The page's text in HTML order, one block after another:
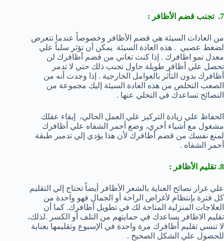
7. تجنب قضم الأظافر :
من العادات السيئة هي قضم الأظافر وخصوصاً عندما تتعرض
لضغط عصبي . هذه العادة السيئة يمكن أن تؤثر سلباً علي
معدل نمو اظافرك . إذا كنت تعاني من قضم أظافرك لن
تحصل علي أظافر طويلة حاول تجنب ذلك حتي لا تدمر
أظافرك بدون التأثر بالعوامل الخارجية . إذا وجدت أنه من
الصعب التخلص من هذه العادة السيئة إليك مجموعة من
النصائح تساعدك في التخلي عنها .
الحفاظ علي زيادة التركيز علي العمل الحالي، إبقاء عقلك
مشغول مع أشياء أخري، وضع أحمر الشفاه علي أظافرك
لمنع نفسك من قضم أظافرك لأن هذا يؤدي إلي تدمير طبقة
أحمر الشفاه .
8. تقليم الأظافر :
علي غرار نصائح العناية بالشعر الأظافر أيضاً تحتاج إلي التقليم
كل فترة بإنتظام لأغراض الراحة أو الجمال فهو واحدة من
العلاجات المنزلية المتاحة لك في تطويل أظافرك. كما أن
تقليم الاظافر يساعدك في حمايتهم من التلف أو الكسر .لذلك،
لا تنسي تقليم أظافرك مرة واحدة في الإسبوع وتقليمها بعناية
للحصول علي الشكل الصحيح .